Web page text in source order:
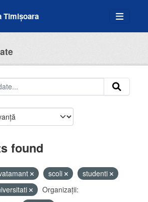
Timișoara
found
scoli
studenti
Organizații: